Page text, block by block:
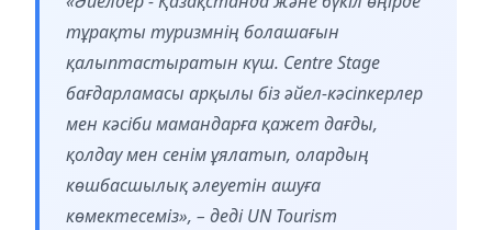
тұрақты туризмнің болашағын
қалыптастыратын күш. Centre Stage
бағдарламасы арқылы біз әйел-кәсіпкерлер
мен кәсіби мамандарға қажет дағды,
қолдау мен сенім ұялатып, олардың
көшбасшылық әлеуетін ашуға
көмектесеміз», – деді UN Tourism